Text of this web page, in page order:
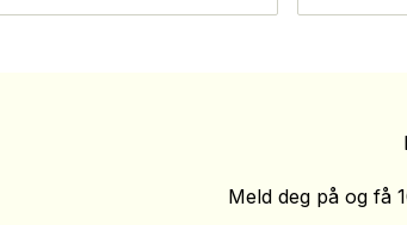
Meld deg på og få